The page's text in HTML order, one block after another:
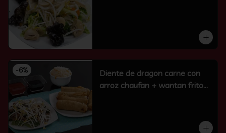
-6%
Diente de dragon carne con
arroz chaufan + wantan frito